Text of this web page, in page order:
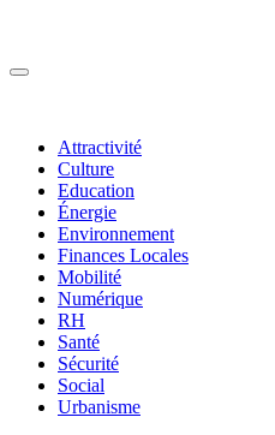
Attractivité
Culture
Education
Énergie
Environnement
Finances Locales
Mobilité
Numérique
RH
Santé
Sécurité
Social
Urbanisme